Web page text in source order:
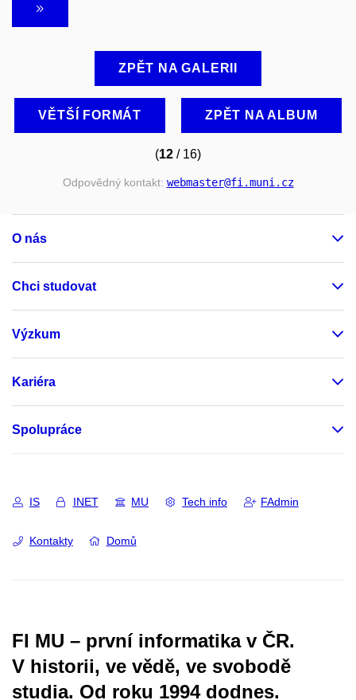
ZPĚT NA GALERII
VĚTŠÍ FORMÁT ZPĚT NA ALBUM
(12 / 16)
Odpovědný kontakt: webmaster@fi.muni.cz
O nás
Chci studovat
Výzkum
Kariéra
Spolupráce
IS INET MU Tech info FAdmin
Kontakty Domů
FI MU – první informatika v ČR.
V historii, ve vědě, ve svobodě
studia. Od roku 1994 dodnes.